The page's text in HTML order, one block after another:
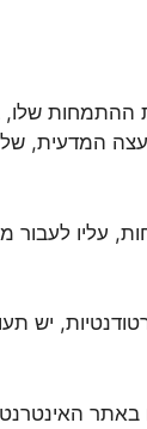
ההתמחות שלו,
המדעית,
עליו לעבור
יש
באתר